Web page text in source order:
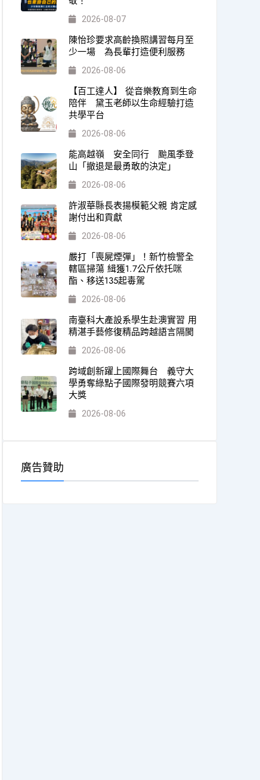
2026-08-07
陳怡珍要求高齡換照講習每月至
少一場 為長輩打造便利服務
2026-08-06
【百工達人】 從音樂教育到生命
陪伴 黛玉老師以生命經驗打造
共學平台
2026-08-06
能高越嶺 安全同行 颱風季登
山「撤退是最勇敢的決定」
2026-08-06
許淑華縣長表揚模範父親 肯定感
謝付出和貢獻
2026-08-06
嚴打「喪屍煙彈」！新竹檢警全
轄區掃蕩 緝獲1.7公斤依托咪
酯、移送135起毒駕
2026-08-06
南臺科大產設系學生赴澳實習 用
精湛手藝修復精品跨越語言隔閡
2026-08-06
跨域創新躍上國際舞台 義守大
學勇奪綠點子國際發明競賽六項
大獎
2026-08-06
廣告贊助